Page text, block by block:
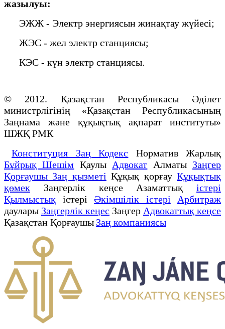
жазылуы:
ЭЖЖ - Электр энергиясын жинақтау жүйесі;
ЖЭС - жел электр станциясы;
КЭС - күн электр станциясы.
© 2012. Қазақстан Республикасы Әділет
министрлігінің «Қазақстан Республикасының
Заңнама және құқықтық ақпарат институты»
ШЖҚ РМК
Конституция Заң Кодекс Норматив Жарлық
Бұйрық Шешім Қаулы Адвокат Алматы Заңгер
Қорғаушы Заң қызметі Құқық қорғауҚұқықтық
қөмек Заңгерлік кеңсе Азаматтық істері
Қылмыстық істері Әкімшілік істері
Арбитраж
даулары Заңгерлік кеңес Заңгер Адвокаттық кеңсе
Қазақстан Қорғаушы Заң компаниясы